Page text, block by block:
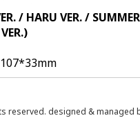
/ HARU VER. /
reserved. designed & managed